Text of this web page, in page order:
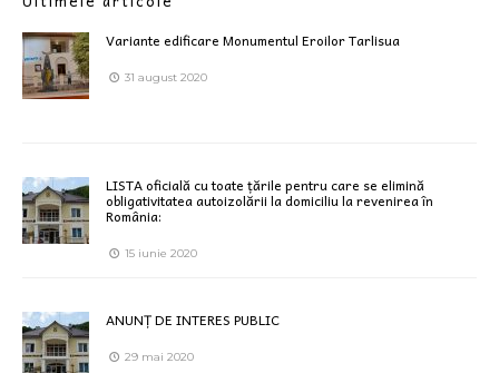
Variante edificare Monumentul Eroilor Tarlisua
31 august 2020
LISTA oficială cu toate țările pentru care se elimină
obligativitatea autoizolării la domiciliu la revenirea în
România:
15 iunie 2020
ANUNȚ DE INTERES PUBLIC
29 mai 2020